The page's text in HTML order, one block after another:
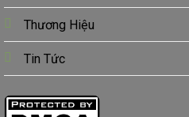
Thương Hiệu
Tin Tức